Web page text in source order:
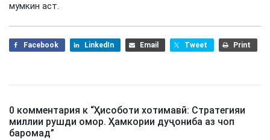
мумкин аст.
Facebook LinkedIn Email Tweet Print
0 комментария к “Ҳисоботи хотимавӣ: Стратегияи
миллии рушди омор. Ҳамкории дуҷониба аз чоп
баромад”